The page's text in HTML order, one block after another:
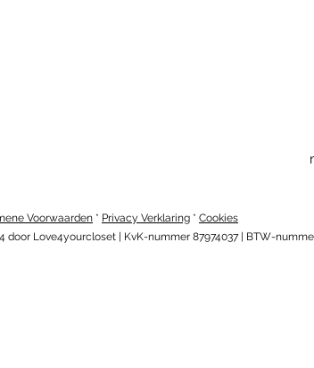
Voorwaarden * Privacy Verklaring * Cookies
door Love4yourcloset | KvK-nummer 87974037 | BTW-